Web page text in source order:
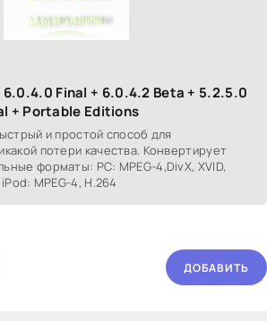
6.0.4.0 Final + 6.0.4.2 Beta + 5.2.5.0
+ Portable Editions
и простой способ для
потери качества. Конвертирует
форматы: PC: MPEG-4,DivX, XVID,
MPEG-4, H.264
ДОБАВИТЬ